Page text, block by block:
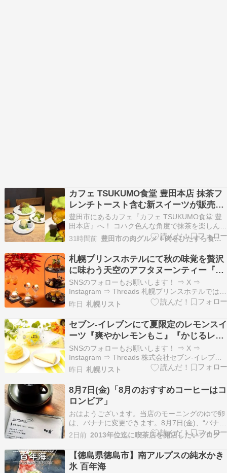
カフェ TSUKUMO食堂 豊田本店 抹茶フ
レンチトースト含む新スイーツが販売！
メニューまとめ
豊田市にあるカフェ『カフェ TSUKUMO食堂 豊
田本店』へ！ コハク色んな角度で抹茶を楽しんだ
豊田市のオシャカフェのTSUKUMO食堂にやって
参りました。 選べる丼とか定食が素晴らしくて、
個人的にかなり好きなお店なんですけども。今回
は新商品の抹茶スイーツが4種類出るみたいな…
31時間前 豊田市の肉グルメ！肉をひたすら食べつくす
札幌プリンスホテルにて秋の味覚を贅沢
に味わう天空のアフタヌーンティー『秋
彩(しゅうさい)』が9月1日(火)より販
売！
SNSのフォローもお願いします！ ⇒ X ⇒
Instagram ⇒ Threads 札幌プリンスホテルでは札
幌の街並みを望む「スカイラウンジ トップ オブ
プリンス」にて、季節の味覚をふんだんに盛り込
んだアフタヌーンティー『秋彩(しゅうさい)』を
2026年9月1日(火)から11…
昨日 札幌リスト
セブン‐イレブンにて夏限定のレモンスイ
ーツ『爽やかレモンもこ』『かじるレモ
ンチーズケーキ』が順次発売！
SNSのフォローもお願いします！ ⇒ X ⇒
Instagram ⇒ Threads 株式会社セブン‐イレブン
は暑い夏にぴったりな爽やかな風味を楽しめる季
節限定のレモンスイーツ2品『爽やかレモンも
こ』と『かじるレモンチーズケーキ』を全国のセ
ブン‐イレブン店舗にて順次発売します！ …
昨日 札幌リスト
8月7日(金)「8月のおすすめコーヒーはコ
ロンビア」
おはようございます。当店のモーニングのゆで卵
は、バナナに変更できます。8月7日(金)、“バナナ
の日”の「コジマトペ」が開店です。さて、8月に
なり月替わりのおすすめコーヒーも新しくなりま
した。ーーーーーーーーーーコロンビア ウィラ
サンアウグスチン地区 【中煎り】マイルドな味
わいの…
2日前 2013年位迄に喫茶店を開店したいブログ
【徳島県徳島市】南アルプスの純水かき
氷 百年海